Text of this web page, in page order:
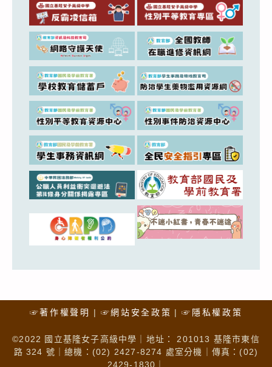
☞著作權聲明 ☞網站安全政策 ☞隱私權政策
©2022 國立基隆女子高級中學｜地址： 201013 基隆市東信
路 324 號｜總機：(02) 2427-8274 處室分機｜傳真：(02)
2429-1830｜